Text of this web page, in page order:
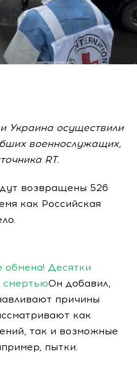
Украина осуществили
военнослужащих,
RT.
возвращены 526
как Российская
обмена! Десятки
Он добавил,
причины
как
так и возможные
пытки.